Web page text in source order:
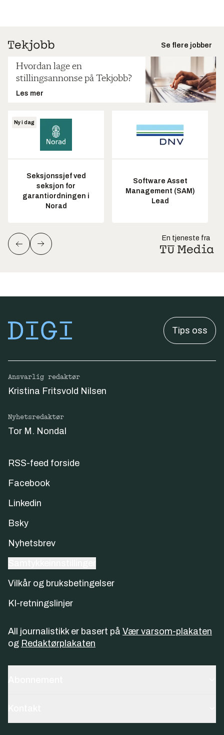
Se flere jobber
Hvordan lage en
stillingsannonse på Tekjobb?
Les mer
Ny i dag
Seksjonssjef ved
seksjon for
garantiordningen i
Norad
Software Asset
Management (SAM)
Lead
En tjeneste fra
Tips oss
Ansvarlig redaktør
Kristina Fritsvold Nilsen
Nyhetsredaktør
Tor M. Nondal
RSS-feed forside
Facebook
Linkedin
Bsky
Nyhetsbrev
Vilkår og bruksbetingelser
KI-retningslinjer
All journalistikk er basert på Vær varsom-plakaten
og Redaktørplakaten